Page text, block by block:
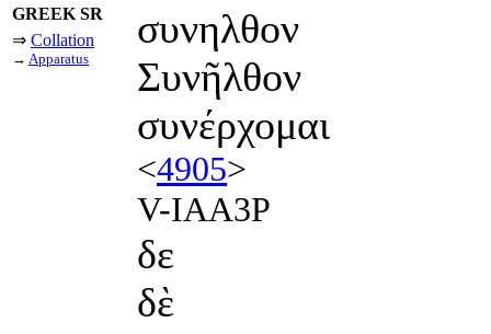
GREEK SR
⇒ Collation
→ Apparatus
συνηλθον
Συνῆλθον
συνέρχομαι
<4905>
V-IAA3P
δε
δὲ